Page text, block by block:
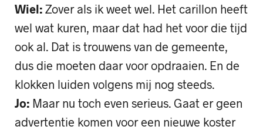
Wiel: Zover als ik weet wel. Het carillon heeft
wel wat kuren, maar dat had het voor die tijd
ook al. Dat is trouwens van de gemeente,
dus die moeten daar voor opdraaien. En de
klokken luiden volgens mij nog steeds.
Jo: Maar nu toch even serieus. Gaat er geen
advertentie komen voor een nieuwe koster